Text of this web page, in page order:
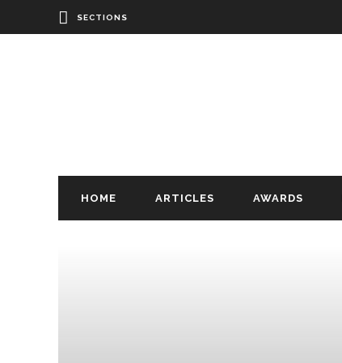
SECTIONS
HOME ARTICLES AWARDS